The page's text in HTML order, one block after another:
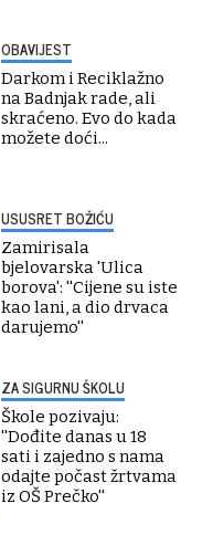
OBAVIJEST
Darkom i Reciklažno
na Badnjak rade, ali
skraćeno. Evo do kada
možete doći...
USUSRET BOŽIĆU
Zamirisala
bjelovarska 'Ulica
borova': ''Cijene su iste
kao lani, a dio drvaca
darujemo''
ZA SIGURNU ŠKOLU
Škole pozivaju:
''Dođite danas u 18
sati i zajedno s nama
odajte počast žrtvama
iz OŠ Prečko''